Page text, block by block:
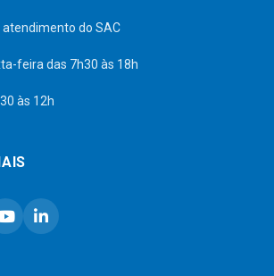
atendimento do SAC
feira das 7h30 às 18h
às 12h